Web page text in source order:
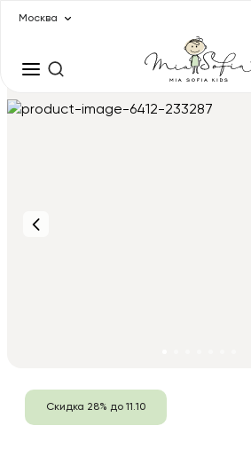
Москва
Скидка 28% до 11.10